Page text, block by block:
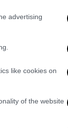
advertising
like cookies on
of the website
λένε
από
της